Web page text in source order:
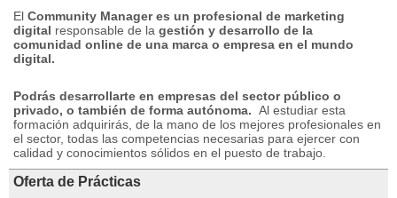
El Community Manager es un profesional de marketing
digital responsable de la gestión y desarrollo de la
comunidad online de una marca o empresa en el mundo
digital.
Podrás desarrollarte en empresas del sector público o
privado, o también de forma autónoma. Al estudiar esta
formación adquirirás, de la mano de los mejores profesionales en
el sector, todas las competencias necesarias para ejercer con
calidad y conocimientos sólidos en el puesto de trabajo.
Oferta de Prácticas